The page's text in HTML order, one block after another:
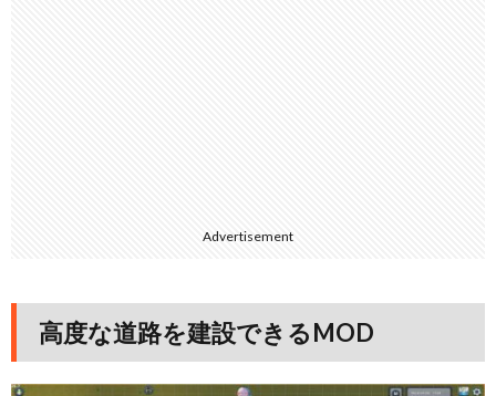
Advertisement
高度な道路を建設できるMOD